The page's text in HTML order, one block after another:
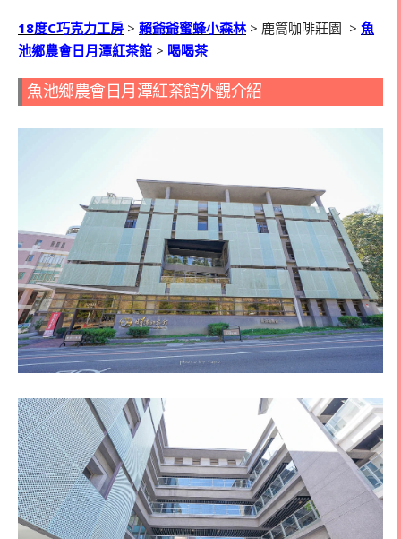
18度C巧克力工房 > 賴爺爺蜜蜂小森林 > 鹿篙咖啡莊園 > 魚
池鄉農會日月潭紅茶館 > 喝喝茶
魚池鄉農會日月潭紅茶館外觀介紹